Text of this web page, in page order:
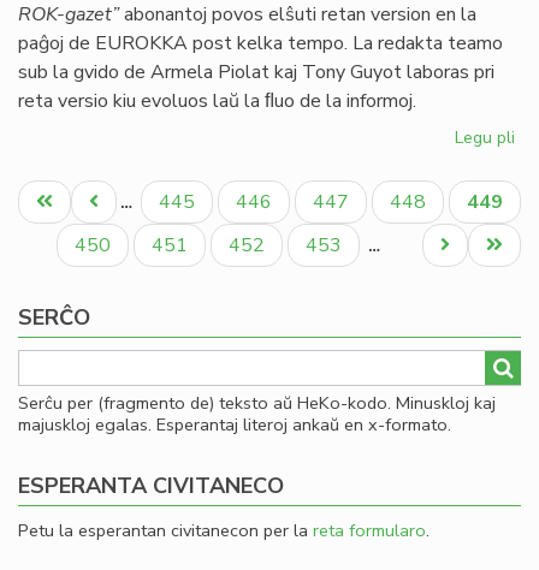
ROK-gazet”abonantoj povos elŝuti retan version en la
paĝoj de EUROKKA post kelka tempo. La redakta teamo
sub la gvido de Armela Piolat kaj Tony Guyot laboras pri
reta versio kiu evoluos laŭ la ﬂuo de la informoj.
Legu pli
sin
Pagination
Unua
paĝo
Antaŭa
paĝo
… Paĝo
445 Paĝo
446 Paĝo
447 Paĝo
448
Aktuala
paĝo
449
Paĝo
450 Paĝo
451 Paĝo
452 Paĝo
453 …
Last
page
Next
page
SERĈO
Serĉu per (fragmento de) teksto aŭ HeKo-kodo. Minuskloj kaj
majuskloj egalas. Esperantaj literoj ankaŭ en x-formato.
ESPERANTA CIVITANECO
Petu la esperantan civitanecon per la reta formularo.